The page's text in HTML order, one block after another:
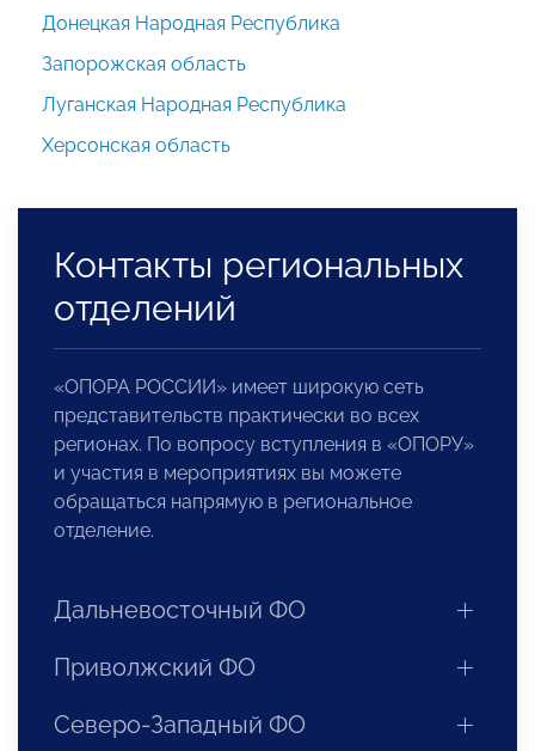
Донецкая Народная Республика
Запорожская область
Луганская Народная Республика
Херсонская область
Контакты региональных
отделений
«ОПОРА РОССИИ» имеет широкую сеть
представительств практически во всех
регионах. По вопросу вступления в «ОПОРУ»
и участия в мероприятиях вы можете
обращаться напрямую в региональное
отделение.
Дальневосточный ФО
Приволжский ФО
Северо-Западный ФО